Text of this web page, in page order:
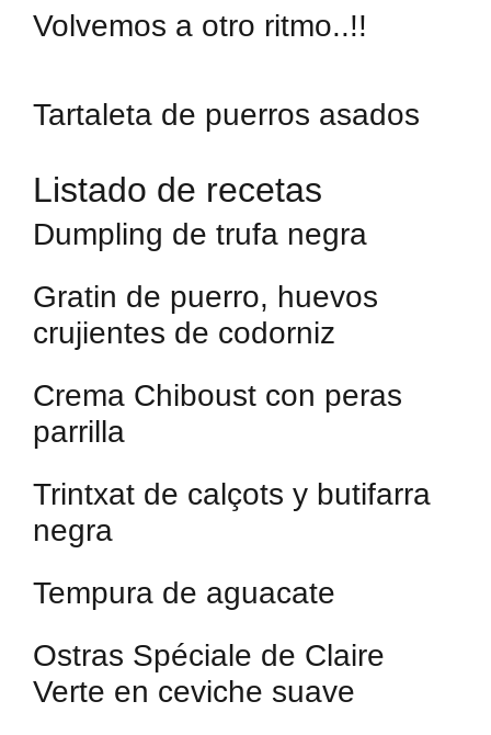
Volvemos a otro ritmo..!!
Tartaleta de puerros asados
Listado de recetas
Dumpling de trufa negra
Gratin de puerro, huevos
crujientes de codorniz
Crema Chiboust con peras
parrilla
Trintxat de calçots y butifarra
negra
Tempura de aguacate
Ostras Spéciale de Claire
Verte en ceviche suave